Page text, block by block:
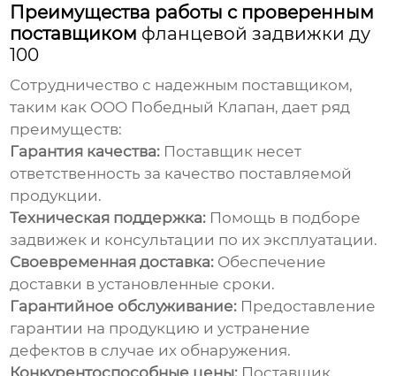
Преимущества работы с проверенным
поставщиком фланцевой задвижки ду
100
Сотрудничество с надежным поставщиком,
таким как ООО Победный Клапан, дает ряд
преимуществ:
Гарантия качества: Поставщик несет
ответственность за качество поставляемой
продукции.
Техническая поддержка: Помощь в подборе
задвижек и консультации по их эксплуатации.
Своевременная доставка: Обеспечение
доставки в установленные сроки.
Гарантийное обслуживание: Предоставление
гарантии на продукцию и устранение
дефектов в случае их обнаружения.
Конкурентоспособные цены: Поставщик